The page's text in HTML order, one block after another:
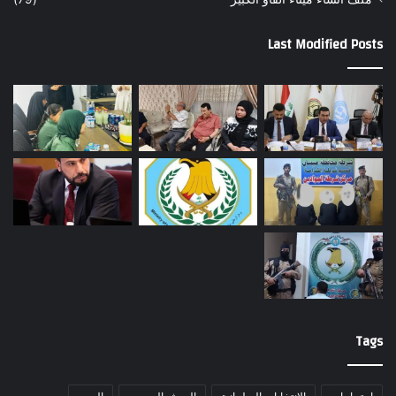
Last Modified Posts
Tags